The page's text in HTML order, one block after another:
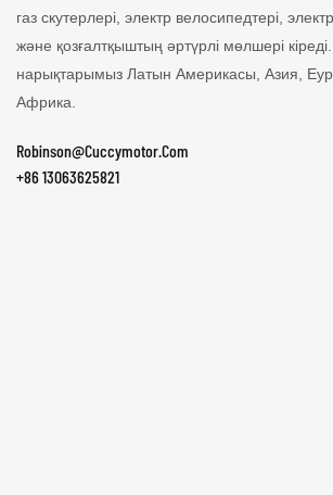
газ скутерлері, электр велосипедтері,
және қозғалтқыштың әртүрлі мөлшері кіреді.
нарықтарымыз Латын Америкасы, Азия,
Африка.
Robinson@Cuccymotor.Com
+86 13063625821